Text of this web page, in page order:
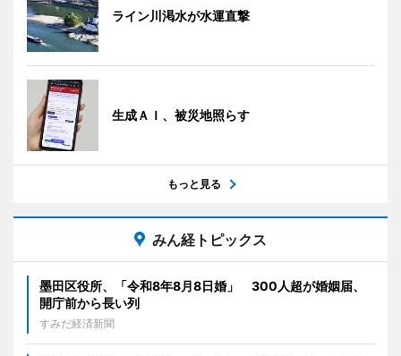
ライン川渇水が水運直撃
生成ＡＩ、被災地照らす
もっと見る
みん経トピックス
墨田区役所、「令和8年8月8日婚」 300人超が婚姻届、
開庁前から長い列
すみだ経済新聞